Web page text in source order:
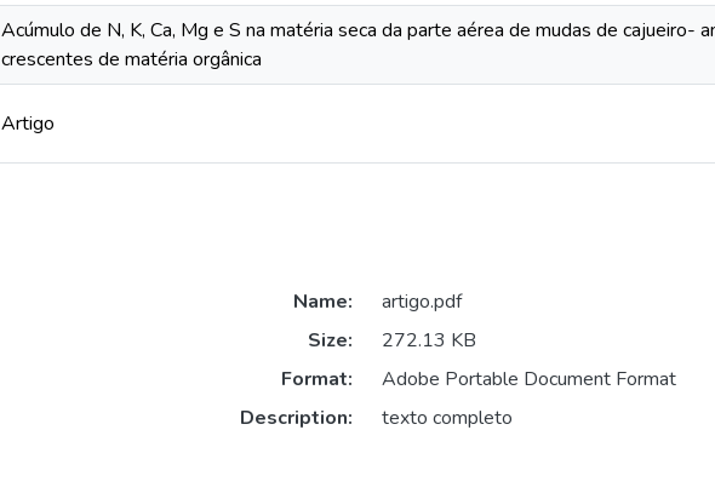
Acúmulo de N, K, Ca, Mg e S na matéria seca da parte aérea de mudas de cajueiro-
crescentes de matéria orgânica
Artigo
Name:
artigo.pdf
Size:
272.13 KB
Format:
Adobe Portable Document Format
Description:
texto completo